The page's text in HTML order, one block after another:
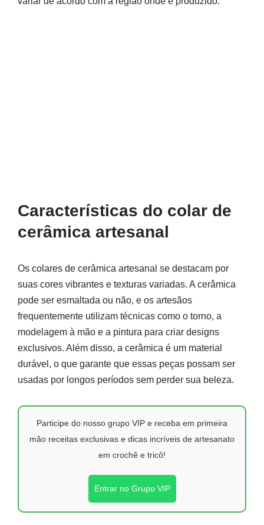
Características do colar de
cerâmica artesanal
Os colares de cerâmica artesanal se destacam por
suas cores vibrantes e texturas variadas. A cerâmica
pode ser esmaltada ou não, e os artesãos
frequentemente utilizam técnicas como o torno, a
modelagem à mão e a pintura para criar designs
exclusivos. Além disso, a cerâmica é um material
durável, o que garante que essas peças possam ser
usadas por longos períodos sem perder sua beleza.
Participe do nosso grupo VIP e receba em primeira
mão receitas exclusivas e dicas incríveis de artesanato
em crochê e tricô!
Entrar no Grupo VIP